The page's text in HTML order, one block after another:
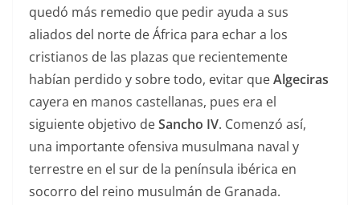
quedó más remedio que pedir ayuda a sus
aliados del norte de África para echar a los
cristianos de las plazas que recientemente
habían perdido y sobre todo, evitar queAlgeciras
cayera en manos castellanas, pues era el
siguiente objetivo deSancho IV. Comenzó así,
una importante ofensiva musulmana naval y
terrestre en el sur de la península ibérica en
socorro del reino musulmán de Granada.